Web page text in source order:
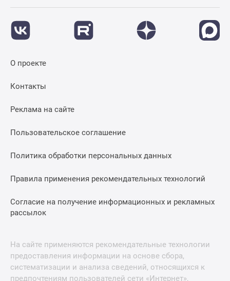
О проекте
Контакты
Реклама на сайте
Пользовательское соглашение
Политика обработки персональных данных
Правила применения рекомендательных технологий
Согласие на получение информационных и рекламных
рассылок
На сайте применяются рекомендательные технологии
предоставления информации на основе сбора,
систематизации и анализа сведений, относящихся к
предпочтениям пользователей сети «Интернет»,